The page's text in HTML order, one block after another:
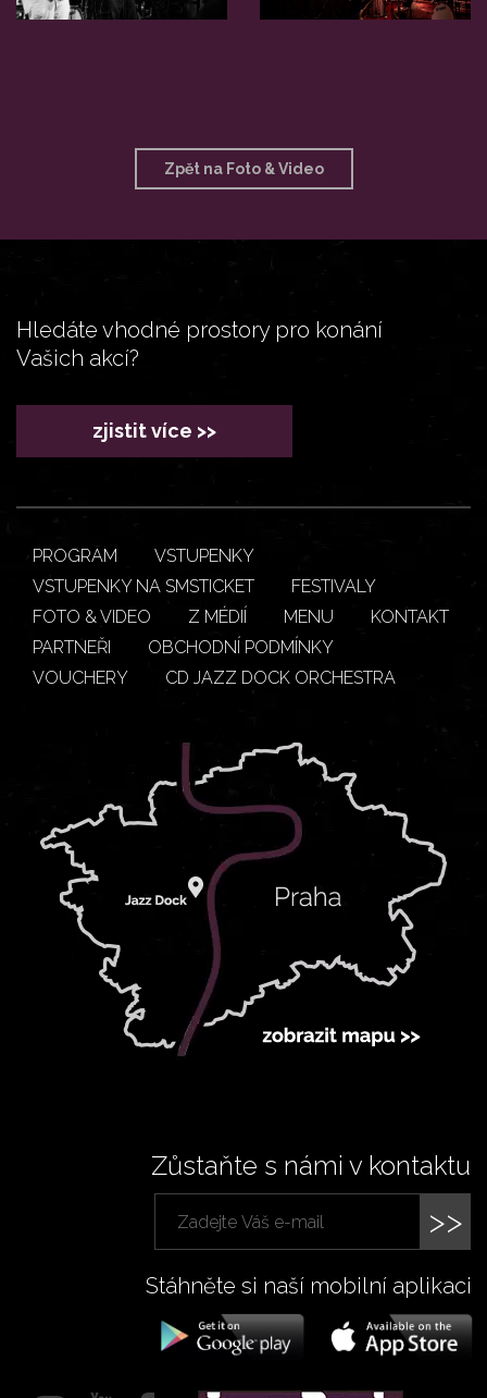
Zpět na Foto & Video
Hledáte vhodné prostory pro konání
Vašich akcí?
zjistit více >>
PROGRAM
VSTUPENKY
VSTUPENKY NA SMSTICKET
FESTIVALY
FOTO & VIDEO
Z MÉDIÍ MENU
KONTAKT
PARTNEŘI
OBCHODNÍ PODMÍNKY
VOUCHERY
CD JAZZ DOCK ORCHESTRA
Zůstaňte s námi v kontaktu
>>
Stáhněte si naší mobilní aplikaci